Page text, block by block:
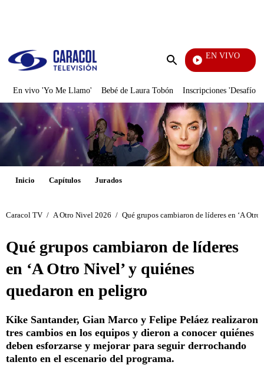
Enviar
EN VIVO
También Caerás
En vivo 'Yo Me Llamo' Bebé de Laura Tobón Inscripciones 'Desafío'
Inicio Capítulos Jurados
Caracol TV / A Otro Nivel 2026 / Qué grupos cambiaron de líderes en ‘A
Qué grupos cambiaron de líderes
en ‘A Otro Nivel’ y quiénes
quedaron en peligro
Kike Santander, Gian Marco y Felipe Peláez realizaron
tres cambios en los equipos y dieron a conocer quiénes
deben esforzarse y mejorar para seguir derrochando
talento en el escenario del programa.